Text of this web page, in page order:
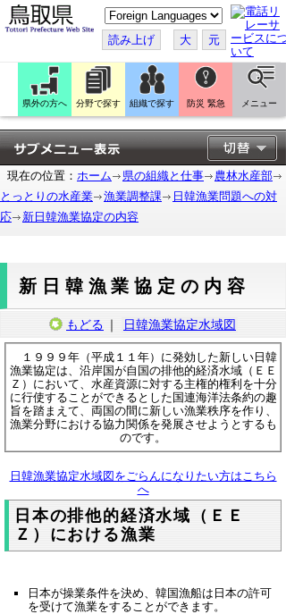
こ
の
ペ
ー
ジ
翻
訳
す
る
読み上げ 大 元
県外の方へ 分野で探す 組織で探す 防災 緊急 メニュー
現在の位置： ホーム 県の組織と仕事
農林水産部
とっとりの水産業
漁業調整課
日韓漁業問題への対
応
新日韓漁業協定の内容
新日韓漁業協定の内容
もどる ｜ 日韓漁業協定水域図
１９９９年（平成１１年）に発効した新しい日韓
漁業協定は、沿岸国が自国の排他的経済水域（ＥＥ
Ｚ）において、水産資源に対する主権的権利を十分
に行使することができるとした国連海洋法条約の趣
旨を踏まえて、両国の間に新しい漁業秩序を作り、
漁業分野における協力関係を発展させようとするも
のです。
日韓漁業協定水域図をごらんになりたい方はこちら
へ
日本の排他的経済水域（ＥＥ
Ｚ）における漁業
日本が操業条件を決め、韓国漁船は日本の許可
を受けて漁業をすることができます。